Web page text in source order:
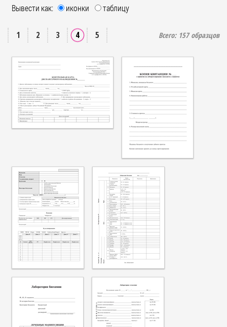
Вывести как:
иконки таблицу
1 2 3 4 5 Всего: 157образцов